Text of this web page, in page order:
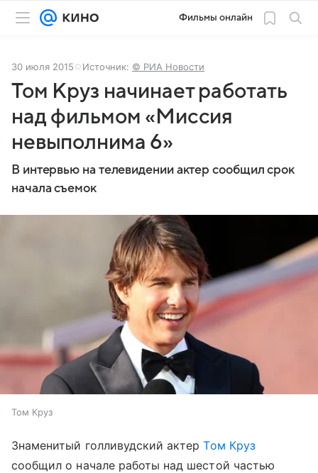
Фильмы онлайн
30 июля 2015 Источник: © РИА Новости
Том Круз начинает работать
над фильмом «Миссия
невыполнима 6»
В интервью на телевидении актер сообщил срок
начала съемок
Том Круз
Знаменитый голливудский актерТом Круз
сообщил о начале работы над шестой частью